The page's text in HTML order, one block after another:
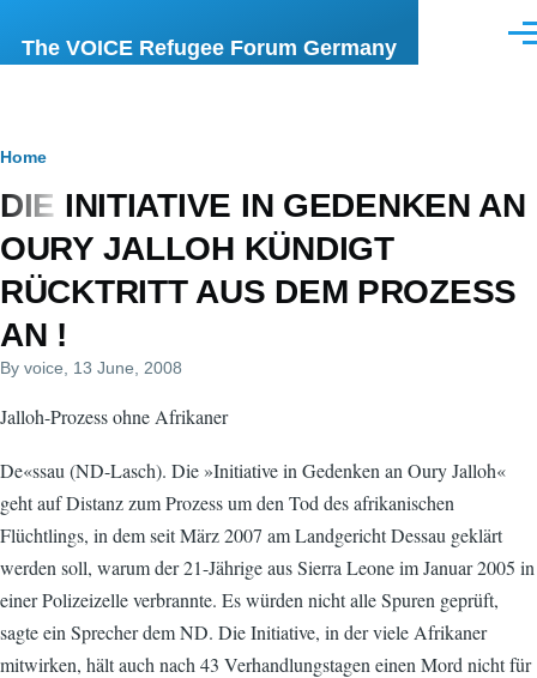
The VOICE Refugee Forum Germany
Breadcrumb
Home
DIE INITIATIVE IN GEDENKEN AN
OURY JALLOH KÜNDIGT
RÜCKTRITT AUS DEM PROZESS
AN !
By voice , 13 June, 2008
Jalloh-Prozess ohne Afrikaner
De«ssau (ND-Lasch). Die »Initiative in Gedenken an Oury Jalloh«
geht auf Distanz zum Prozess um den Tod des afrikanischen
Flüchtlings, in dem seit März 2007 am Landgericht Dessau geklärt
werden soll, warum der 21-Jährige aus Sierra Leone im Januar 2005 in
einer Polizeizelle verbrannte. Es würden nicht alle Spuren geprüft,
sagte ein Sprecher dem ND. Die Initiative, in der viele Afrikaner
mitwirken, hält auch nach 43 Verhandlungstagen einen Mord nicht für